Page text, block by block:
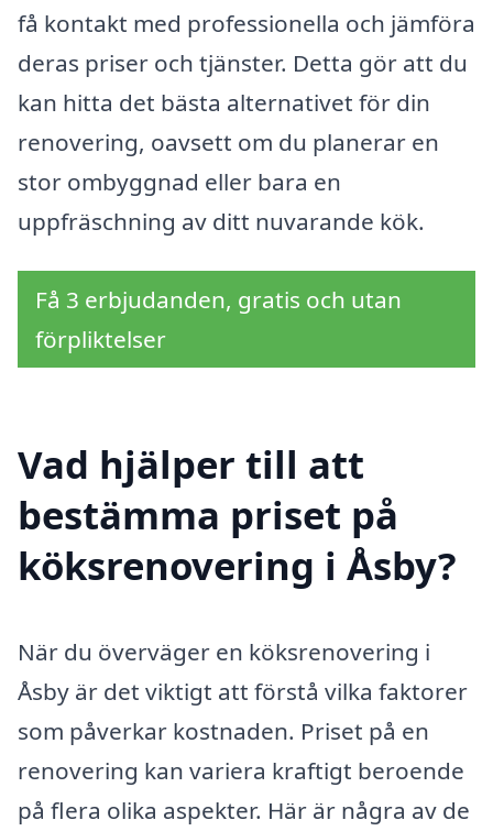
få kontakt med professionella och jämföra
deras priser och tjänster. Detta gör att du
kan hitta det bästa alternativet för din
renovering, oavsett om du planerar en
stor ombyggnad eller bara en
uppfräschning av ditt nuvarande kök.
Få 3 erbjudanden, gratis och utan
förpliktelser
Vad hjälper till att
bestämma priset på
köksrenovering i Åsby?
När du överväger en köksrenovering i
Åsby är det viktigt att förstå vilka faktorer
som påverkar kostnaden. Priset på en
renovering kan variera kraftigt beroende
på flera olika aspekter. Här är några av de